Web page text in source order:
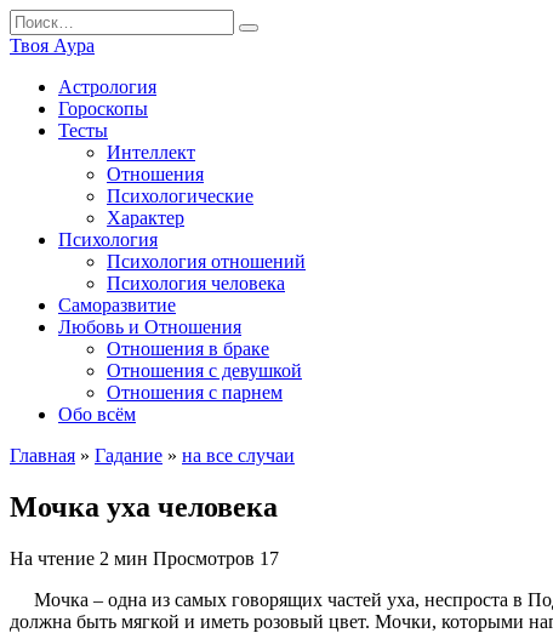
Перейти
к
содержанию
Search
for:
Твоя Аура
Астрология
Гороскопы
Тесты
Интеллект
Отношения
Психологические
Характер
Психология
Психология отношений
Психология человека
Саморазвитие
Любовь и Отношения
Отношения в браке
Отношения с девушкой
Отношения с парнем
Обо всём
Главная » Гадание » на все случаи
Мочка уха человека
На чтение 2 мин Просмотров 17
Мочка – одна из самых говорящих частей уха, неспроста в
должна быть мягкой и иметь розовый цвет. Мочки, которыми